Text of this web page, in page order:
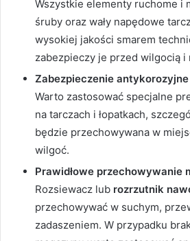
Wszystkie elementy ruchome i
śruby oraz wały napędowe
wysokiej jakości smarem
zabezpieczy je przed wilgocią i
Zabezpieczenie antykorozyjne
Warto zastosować specjalne
na tarczach i łopatkach,
będzie przechowywana w
wilgoć.
Prawidłowe przechowywanie
Rozsiewacz lub rozrzutnik
przechowywać w suchym,
zadaszeniem. W przypadku